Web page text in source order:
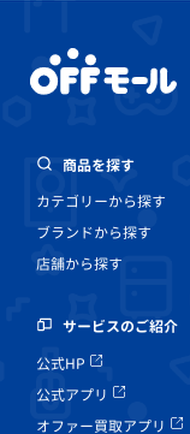
商品を探す
カテゴリーから探す
ブランドから探す
店舗から探す
サービスのご紹介
公式HP
公式アプリ
オファー買取アプリ